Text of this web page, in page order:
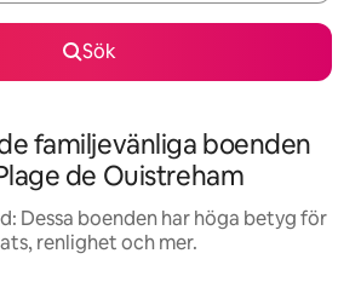
Sök
familjevänliga boenden
de Ouistreham
Dessa boenden har höga betyg för
renlighet och mer.